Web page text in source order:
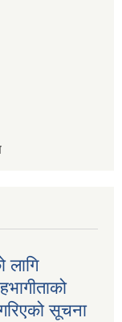
लागि
सूचना